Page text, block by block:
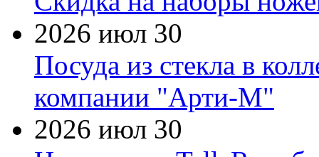
2026 июл 30
Посуда из стекла в
компании "Арти-М"
2026 июл 30